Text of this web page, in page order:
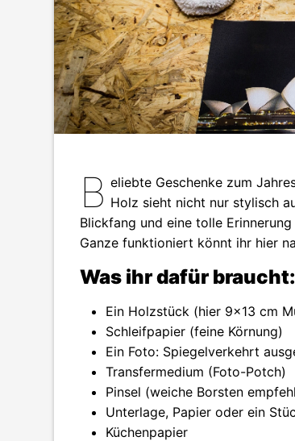
B eliebte Geschenke zum
Holz sieht nicht nur stylisch
Blickfang und eine tolle
Ganze funktioniert könnt ihr hier
Was ihr dafür braucht:
Ein Holzstück (hier 9×13 cm
Schleifpapier (feine Körnung)
Ein Foto: Spiegelverkehrt
Transfermedium (Foto-Potch)
Pinsel (weiche Borsten
Unterlage, Papier oder ein
Küchenpapier